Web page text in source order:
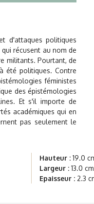
d'attaques politiques
récusent au nom de
militants. Pourtant, de
été politiques. Contre
féministes
des épistémologies
Et s'il importe de
académiques qui en
pas seulement le
Hauteur : 19.0
Largeur : 13.0 cm
Epaisseur : 2.3